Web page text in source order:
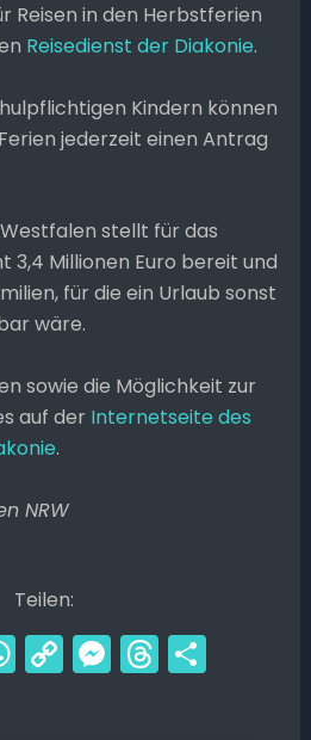
Reisen in den Herbstferien
Reisedienst der Diakonie.
Kindern können
jederzeit einen Antrag
stellt für das
3,4 Millionen Euro bereit und
für die ein Urlaub sonst
wäre.
sowie die Möglichkeit zur
auf der Internetseite des
.
NRW
Teilen:
W C M T